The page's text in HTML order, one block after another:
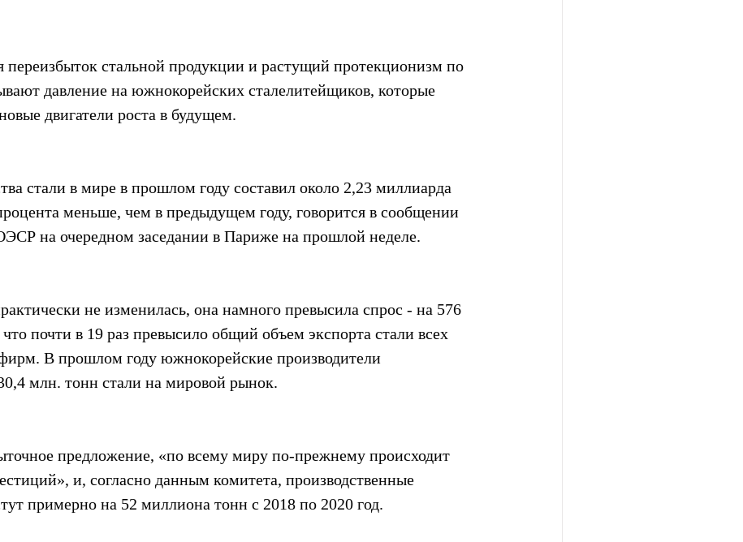
стальной продукции и растущий протекционизм по
давление на южнокорейских сталелитейщиков, которые
двигатели роста в будущем.
стали в мире в прошлом году составил около 2,23 миллиарда
меньше, чем в предыдущем году, говорится в сообщении
на очередном заседании в Париже на прошлой неделе.
не изменилась, она намного превысила спрос - на 576
почти в 19 раз превысило общий объем экспорта стали всех
В прошлом году южнокорейские производители
млн. тонн стали на мировой рынок.
предложение, «по всему миру по-прежнему происходит
и, согласно данным комитета, производственные
примерно на 52 миллиона тонн с 2018 по 2020 год.